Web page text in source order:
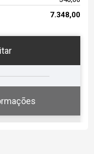
7.348,00
e horário para
você?